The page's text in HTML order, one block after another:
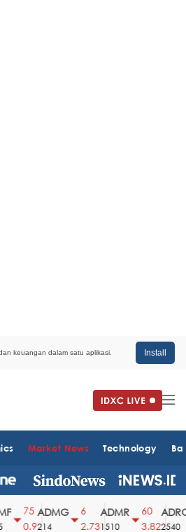
keuangan dalam satu aplikasi. Install
Market News Technology
75
0.9
ADMG
214
2.73
ADMR
1510
60
3.82
ADRO
2540